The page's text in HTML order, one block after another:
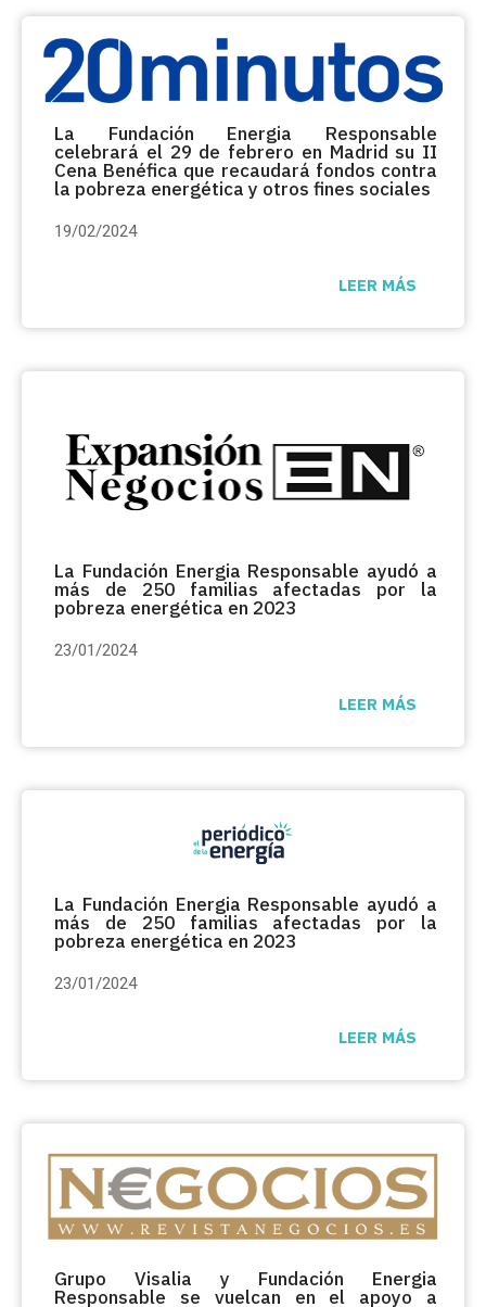
La Fundación Energia Responsable
celebrará el 29 de febrero en Madrid su II
Cena Benéfica que recaudará fondos contra
la pobreza energética y otros fines sociales
19/02/2024
LEER MÁS
La Fundación Energia Responsable ayudó a
más de 250 familias afectadas por la
pobreza energética en 2023
23/01/2024
LEER MÁS
La Fundación Energia Responsable ayudó a
más de 250 familias afectadas por la
pobreza energética en 2023
23/01/2024
LEER MÁS
Grupo Visalia y Fundación Energia
Responsable se vuelcan en el apoyo a